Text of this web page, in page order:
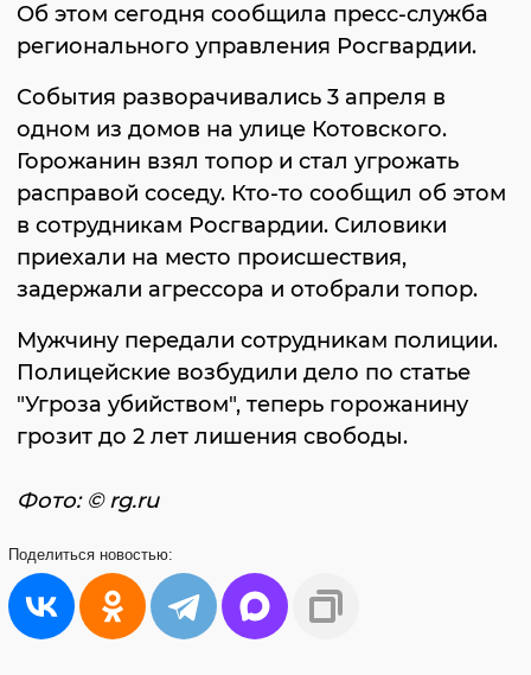
Об этом сегодня сообщила пресс-служба
регионального управления Росгвардии.
События разворачивались 3 апреля в
одном из домов на улице Котовского.
Горожанин взял топор и стал угрожать
расправой соседу. Кто-то сообщил об этом
в сотрудникам Росгвардии. Силовики
приехали на место происшествия,
задержали агрессора и отобрали топор.
Мужчину передали сотрудникам полиции.
Полицейские возбудили дело по статье
"Угроза убийством", теперь горожанину
грозит до 2 лет лишения свободы.
Фото: © rg.ru
Поделиться новостью: